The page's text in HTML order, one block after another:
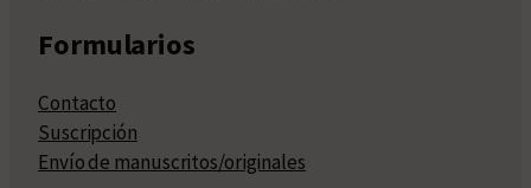
Formularios
Contacto
Suscripción
Envío de manuscritos/originales